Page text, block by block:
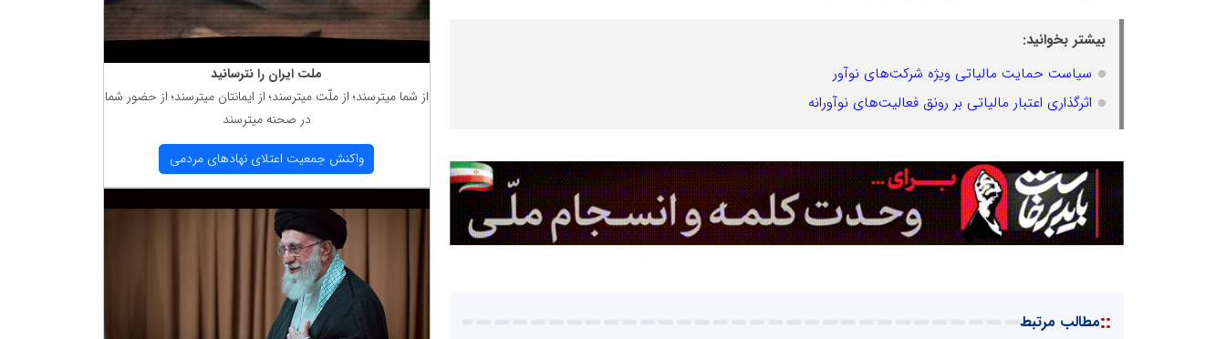
بیشتر بخوانید:
سیاست حمایت مالیاتی ویژه شرکت‌های نوآور
اثرگذاری اعتبار مالیاتی بر رونق فعالیت‌های نوآورانه
::مطالب مرتبط
ملت ایران را نترسانید
از شما میترسند؛ از ملّت میترسند؛ از ایمانتان میترسند؛ از حضور شما
در صحنه میترسند
واكنش جمعیت اعتلای نهادهای مردمی